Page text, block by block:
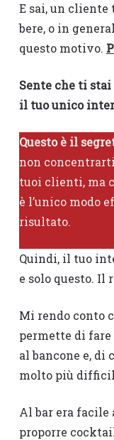
E sai, un cliente
bere, o in
questo motivo.
Sente che ti
il tuo unico
Questo è il
non
tuoi clienti, ma
è l’unico modo
risultato.
Quindi, il tuo
e solo questo. Il
Mi rendo conto
permette di fare
al bancone e, di
molto più
Al bar era facile
proporre